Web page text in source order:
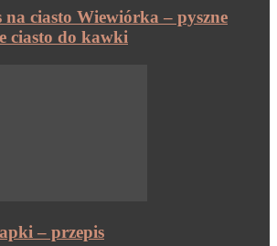
na ciasto Wiewiórka – pyszne
ciasto do kawki
– przepis